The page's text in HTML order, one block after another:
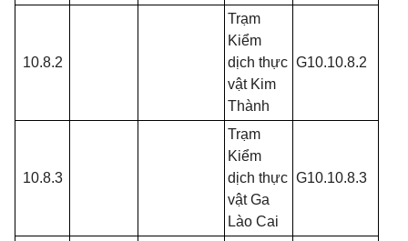
10.8.2
Trạm
Kiểm
dịch thực
vật Kim
Thành
G10.10.8.2
10.8.3
Trạm
Kiểm
dịch thực
vật Ga
Lào Cai
G10.10.8.3